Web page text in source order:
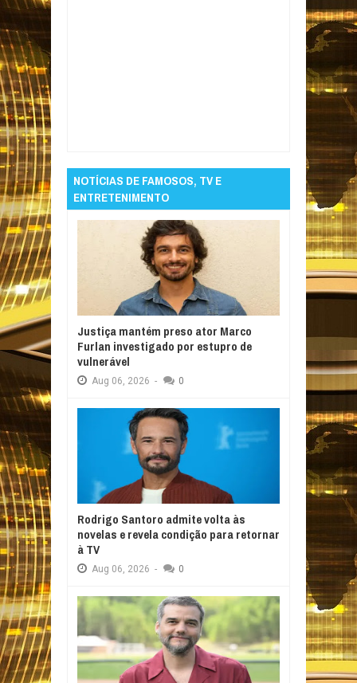
NOTÍCIAS DE FAMOSOS, TV E
ENTRETENIMENTO
Justiça mantém preso ator Marco
Furlan investigado por estupro de
vulnerável
Aug 06, 2026 - 0
Rodrigo Santoro admite volta às
novelas e revela condição para retornar
à TV
Aug 06, 2026 - 0